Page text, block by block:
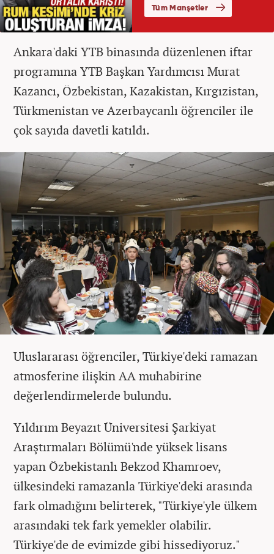
Ankara'daki YTB binasında düzenlenen iftar
programına YTB Başkan Yardımcısı Murat
Kazancı, Özbekistan, Kazakistan, Kırgızistan,
Türkmenistan ve Azerbaycanlı öğrenciler ile
çok sayıda davetli katıldı.
Uluslararası öğrenciler, Türkiye'deki ramazan
atmosferine ilişkin AA muhabirine
değerlendirmelerde bulundu.
Yıldırım Beyazıt Üniversitesi Şarkiyat
Araştırmaları Bölümü'nde yüksek lisans
yapan Özbekistanlı Bekzod Khamroev,
ülkesindeki ramazanla Türkiye'deki arasında
fark olmadığını belirterek, "Türkiye'yle ülkem
arasındaki tek fark yemekler olabilir.
Türkiye'de de evimizde gibi hissediyoruz."